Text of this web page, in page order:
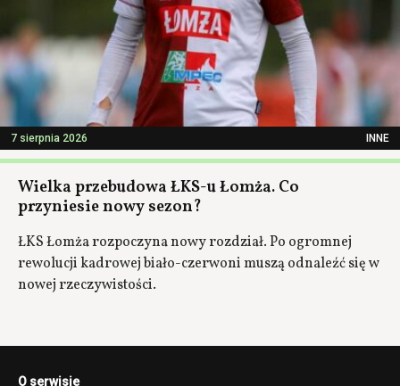
7 sierpnia 2026 INNE
Wielka przebudowa ŁKS-u Łomża. Co
przyniesie nowy sezon?
ŁKS Łomża rozpoczyna nowy rozdział. Po ogromnej
rewolucji kadrowej biało-czerwoni muszą odnaleźć się w
nowej rzeczywistości.
O serwisie